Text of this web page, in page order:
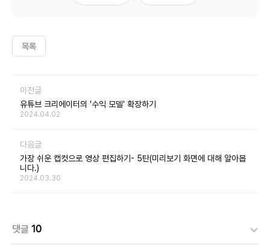
목록
이전글
유튜브 크리에이터의 '수익 모델' 확장하기
2024.04.02
다음글
가장 쉬운 캡컷으로 영상 편집하기- 5탄(미리보기 화면에 대해 알아봅
니다.)
2024.03.30
댓글 10